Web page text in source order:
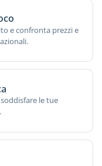
e confronta prezzi e
le tue